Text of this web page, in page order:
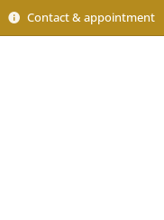
Contact & appointment